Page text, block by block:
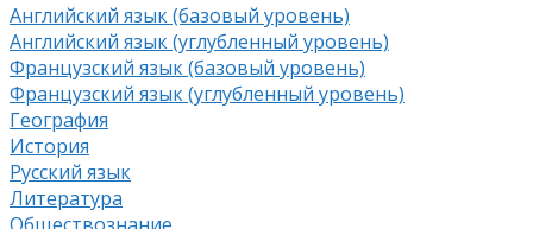
Английский язык (базовый уровень)
Английский язык (углубленный уровень)
Французский язык (базовый уровень)
Французский язык (углубленный уровень)
География
История
Русский язык
Литература